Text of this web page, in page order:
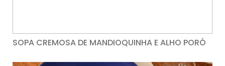
SOPA CREMOSA DE MANDIOQUINHA E ALHO PORÓ